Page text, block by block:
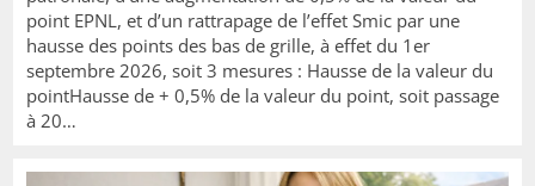
point EPNL, et d’un rattrapage de l’effet Smic par une
hausse des points des bas de grille, à effet du 1er
septembre 2026, soit 3 mesures : Hausse de la valeur du
pointHausse de + 0,5% de la valeur du point, soit passage
à 20…